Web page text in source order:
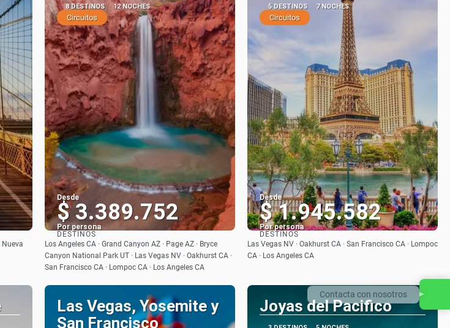
Nueva
8 DESTINOS 12 NOCHES
Circuitos
Desde
$ 3.389.752
Por persona
Ver
DESTINOS
Los Angeles CA · Grand Canyon AZ · Page AZ · Bryce
Canyon National Park UT · Las Vegas NV · Oakhurst CA ·
San Francisco CA · Lompoc CA · Los Angeles CA
5 DESTINOS 7 NOCHES
Circuitos
Desde
$ 1.945.582
Por persona
Ver
DESTINOS
Las Vegas NV · Oakhurst CA · San Francisco CA · Lompoc
CA · Los Angeles CA
Las Vegas, Yosemite y
San Francisco
Joyas del Pacifico
Contacta con nosotros